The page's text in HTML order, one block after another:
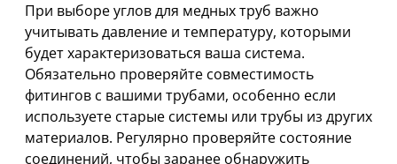
При выборе углов для медных труб важно
учитывать давление и температуру, которыми
будет характеризоваться ваша система.
Обязательно проверяйте совместимость
фитингов с вашими трубами, особенно если
используете старые системы или трубы из других
материалов. Регулярно проверяйте состояние
соединений, чтобы заранее обнаружить